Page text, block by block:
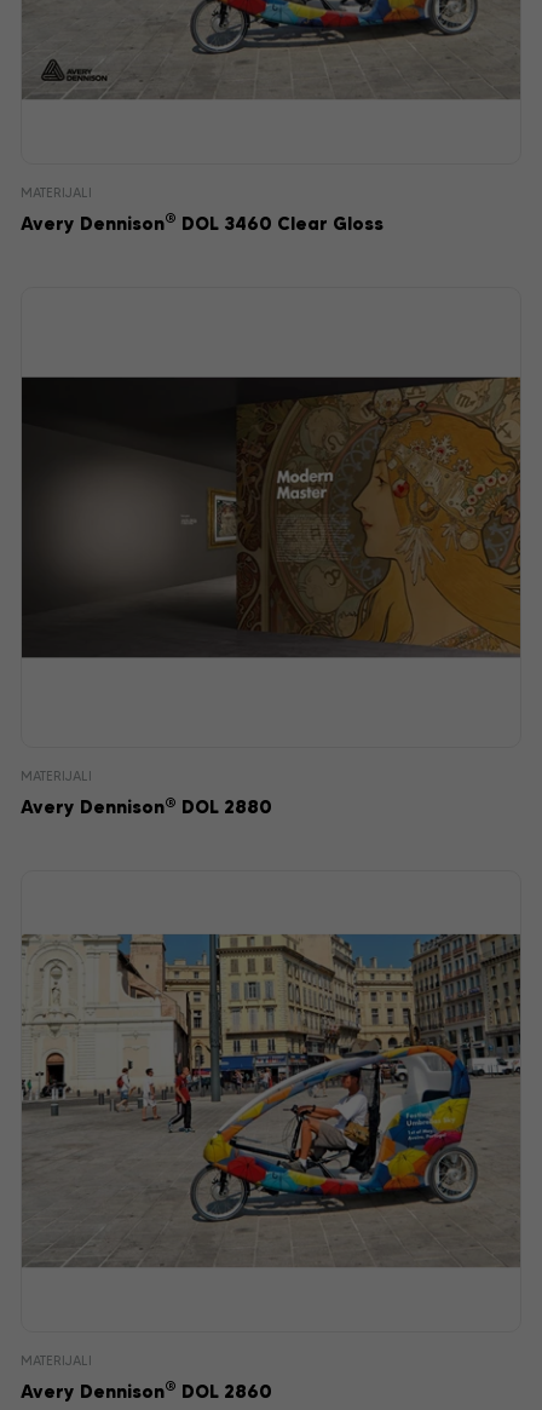
MATERIJALI
Avery Dennison® DOL 3460 Clear Gloss
MATERIJALI
Avery Dennison® DOL 2880
MATERIJALI
Avery Dennison® DOL 2860